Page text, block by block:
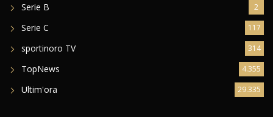
Serie B 2
Serie C 117
sportinoro TV 314
TopNews 4.355
Ultim'ora 29.335